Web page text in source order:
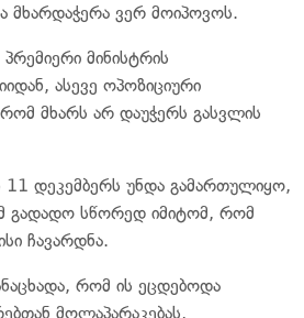
მხარდაჭერა ვერ მოიპოვოს.
მინისტრის
ასევე ოპოზიციური
რომ მხარს არ დაუჭერს გასვლის
11 დეკემბერს უნდა გამართულიყო,
გადადო სწორედ იმიტომ, რომ
ჩავარდნა.
რომ ის ეცდებოდა
მოლაპარაკებას,